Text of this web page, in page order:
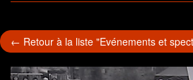
← Retour à la liste "Evénements et